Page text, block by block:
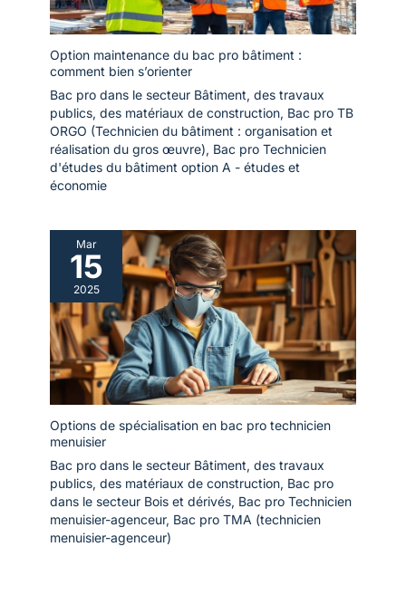
Option maintenance du bac pro bâtiment :
comment bien s’orienter
Bac pro dans le secteur Bâtiment, des travaux
publics, des matériaux de construction, Bac pro TB
ORGO (Technicien du bâtiment : organisation et
réalisation du gros œuvre), Bac pro Technicien
d'études du bâtiment option A - études et
économie
Mar
15
2025
Options de spécialisation en bac pro technicien
menuisier
Bac pro dans le secteur Bâtiment, des travaux
publics, des matériaux de construction, Bac pro
dans le secteur Bois et dérivés, Bac pro Technicien
menuisier-agenceur, Bac pro TMA (technicien
menuisier-agenceur)